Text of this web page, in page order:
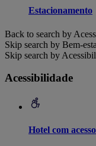
Estacionamento
Back to search by
Skip search by Bem-
Skip search by
Acessibilidade
Hotel com